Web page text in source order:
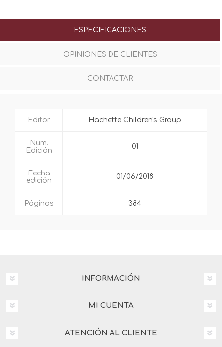
ESPECIFICACIONES
OPINIONES DE CLIENTES
CONTACTAR
Editor Hachette Children's Group
Num.
Edición
01
Fecha
edición
01/06/2018
Páginas 384
INFORMACIÓN
MI CUENTA
ATENCIÓN AL CLIENTE